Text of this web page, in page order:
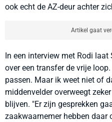
ook echt de AZ-deur achter
Artikel gaat
In een interview met Rodi
over een transfer de vrije
passen. Maar ik weet niet of
middenvelder overweegt
blijven. "Er zijn gesprekken
zaakwaarnemer hebben daar